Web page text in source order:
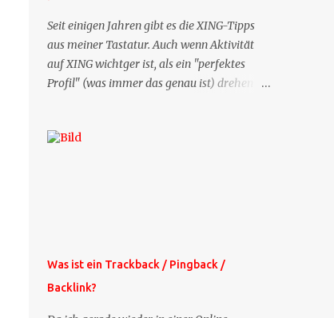
Seit einigen Jahren gibt es die XING-Tipps
aus meiner Tastatur. Auch wenn Aktivität
auf XING wichtger ist, als ein "perfektes
Profil" (was immer das genau ist) drehen
es jetzt die Profil-Fragen zu XING als eigene
Weitere Mailangebote dieser Art sehen Sie
auf meiner XING-Seite oder hier oben rechts
im Blog. Die Profilfragen werde ich
mittelfristig aus der normalen XING-Tipp-
Was ist ein Trackback / Pingback /
Backlink?